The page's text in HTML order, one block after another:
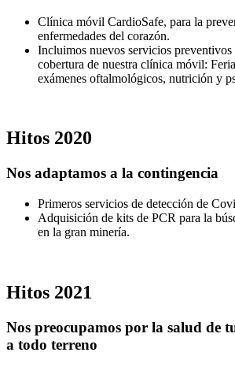
Clínica móvil CardioSafe, para la
enfermedades del corazón.
Incluimos nuevos servicios preventivos
cobertura de nuestra clínica móvil:
exámenes oftalmológicos, nutrición y
Hitos 2020
Nos adaptamos a la contingencia
Primeros servicios de detección de
Adquisición de kits de PCR para la
en la gran minería.
Hitos 2021
Nos preocupamos por la salud de
a todo terreno